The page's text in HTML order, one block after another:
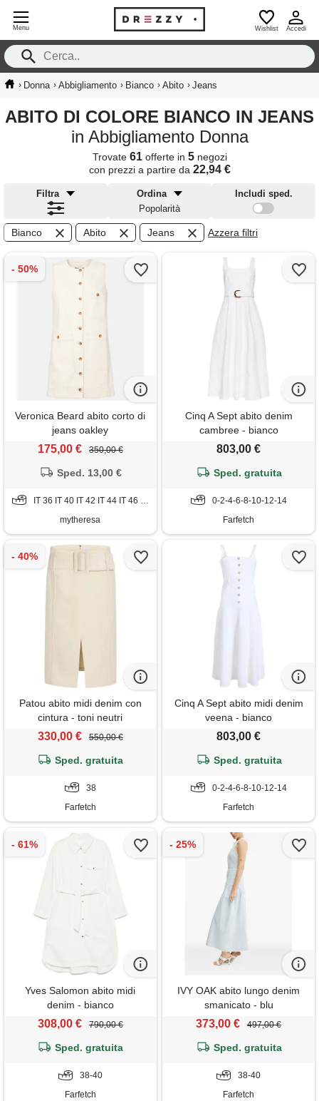
Menu Wishlist Accedi
› Donna › Abbigliamento › Bianco › Abito › Jeans
ABITO DI COLORE BIANCO IN JEANS
in Abbigliamento Donna
Trovate 61offerte in 5negozi
con prezzi a partire da 22,94 €
Filtra
Ordina
Popolarità
Includi sped.
Bianco Abito Jeans Azzera filtri
Veronica Beard abito corto di
jeans oakley
175,00 € 350,00 €
Sped. 13,00 €
IT 36 IT 40 IT 42 IT 44 IT 46 IT 48 IT 50 IT 52
mytheresa
Cinq A Sept abito denim
cambree - bianco
803,00 €
Sped. gratuita
0-2-4-6-8-10-12-14
Farfetch
Patou abito midi denim con
cintura - toni neutri
330,00 € 550,00 €
Sped. gratuita
38
Farfetch
Cinq A Sept abito midi denim
veena - bianco
803,00 €
Sped. gratuita
0-2-4-6-8-10-12-14
Farfetch
Yves Salomon abito midi
denim - bianco
308,00 € 790,00 €
Sped. gratuita
38-40
Farfetch
IVY OAK abito lungo denim
smanicato - blu
373,00 € 497,00 €
Sped. gratuita
38-40
Farfetch